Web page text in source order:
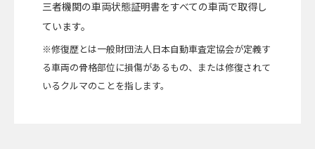
三者機関の車両状態証明書をすべての車両で取得し
ています。
※修復歴とは一般財団法人日本自動車査定協会が定義す
る車両の骨格部位に損傷があるもの、または修復されて
いるクルマのことを指します。